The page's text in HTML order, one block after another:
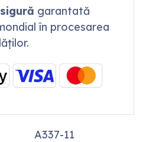
garantată
în procesarea
A337-11